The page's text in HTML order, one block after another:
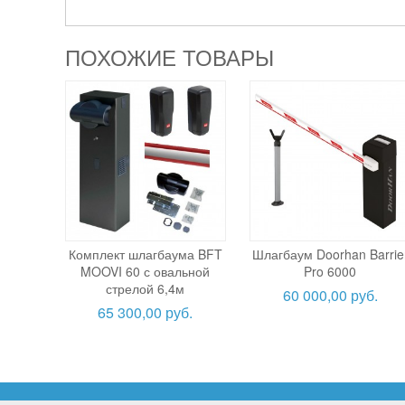
ПОХОЖИЕ ТОВАРЫ
Комплект шлагбаума BFT
MOOVI 60 с овальной
стрелой 6,4м
65 300,00 руб.
Шлагбаум Doorhan
Pro 6000
60 000,00 руб.